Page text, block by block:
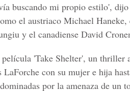
buscando mi propio estilo',
el austriaco Michael
y el canadiense David
'Take Shelter', un
con su mujer e hija
por la amenaza de un